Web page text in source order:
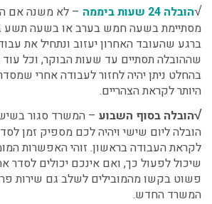
√הובלה 24 שעות ביממה
– לא משנה אם
מסתיימת בשעה חמש בערב או בשעה תשע
ברגע שהעובד האחרון יעזוב ונתחיל את
שההובלה תסתיים עד שעות הבוקר, וכל
בהחלט ניתן יהיה לחזור לעבודה אחרי
היותר לקראת הצהריים.
√הובלה בסוף השבוע – המשרד סגור
הובלה ליום שישי ויהיה לכם מספיק זמן
לקראת העבודה בראשון. זוהי האפשרות
שיכול לפעול כך, ואם אינכם יכולים
פשוט בקשו מהמובילים לשלב גם שירות
המשרד החדש.